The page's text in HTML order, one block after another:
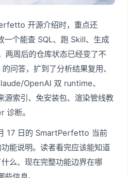
开源介绍时，重点还
个能查 SQL、跑 Skill、生成
两周后的仓库状态已经变了不
问答，扩到了分析结果复用、
OpenAI 双 runtime、
源索引、免安装包、渲染管线教
诊断。
17 日的 SmartPerfetto 当前
能说明。读者看完应该能知道
么、现在完整功能边界在哪